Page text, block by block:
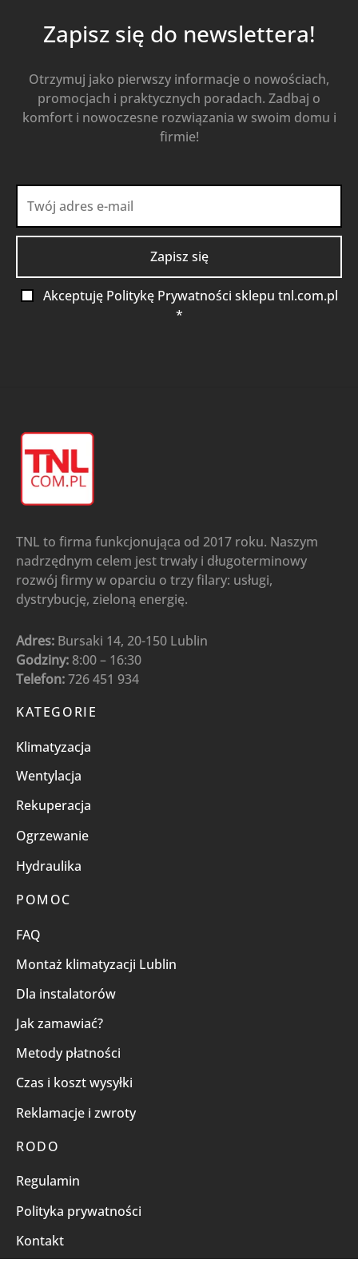
Zapisz się do newslettera!
Otrzymuj jako pierwszy informacje o nowościach,
promocjach i praktycznych poradach. Zadbaj o
komfort i nowoczesne rozwiązania w swoim domu i
firmie!
Akceptuję Politykę Prywatności sklepu tnl.com.pl
*
TNL to firma funkcjonująca od 2017 roku. Naszym
nadrzędnym celem jest trwały i długoterminowy
rozwój firmy w oparciu o trzy filary: usługi,
dystrybucję, zieloną energię.
Adres: Bursaki 14, 20-150 Lublin
Godziny: 8:00 – 16:30
Telefon:726 451 934
KATEGORIE
Klimatyzacja
Wentylacja
Rekuperacja
Ogrzewanie
Hydraulika
POMOC
FAQ
Montaż klimatyzacji Lublin
Dla instalatorów
Jak zamawiać?
Metody płatności
Czas i koszt wysyłki
Reklamacje i zwroty
RODO
Regulamin
Polityka prywatności
Kontakt